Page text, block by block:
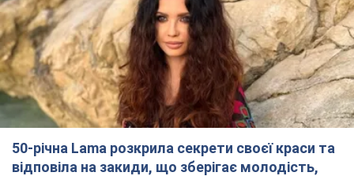
50-річна Lama розкрила секрети своєї краси та
відповіла на закиди, що зберігає молодість,